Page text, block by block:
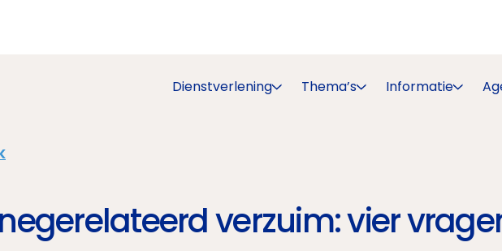
Dienstverlening Thema’s Informatie
verzuim: vier